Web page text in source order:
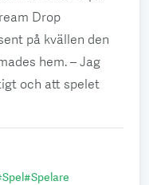
Drop
på kvällen den
hem. – Jag
och att spelet
Spel#Spelare